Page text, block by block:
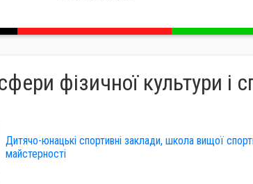
фізичної культури і
Дитячо-юнацькі спортивні заклади, школа вищої
майстерності